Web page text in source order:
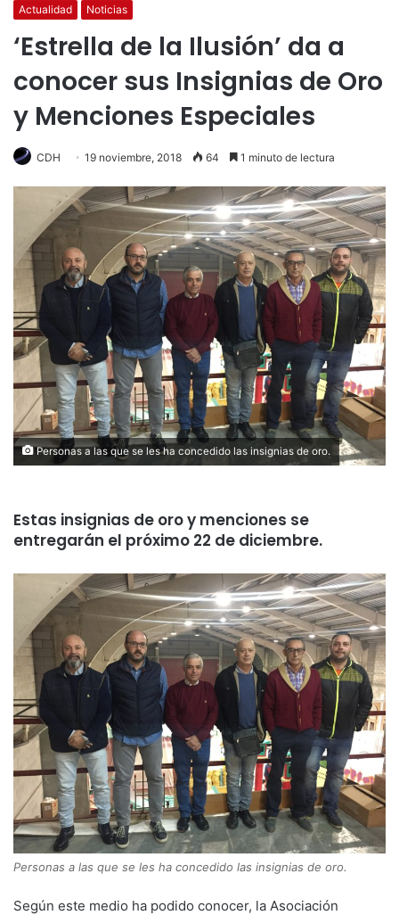
Actualidad Noticias
‘Estrella de la Ilusión’ da a
conocer sus Insignias de Oro
y Menciones Especiales
CDH 19 noviembre, 2018 64 1 minuto de lectura
Personas a las que se les ha concedido las insignias de oro.
Estas insignias de oro y menciones se
entregarán el próximo 22 de diciembre.
Personas a las que se les ha concedido las insignias de oro.
Según este medio ha podido conocer, la Asociación